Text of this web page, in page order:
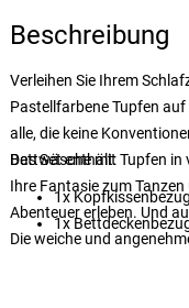
Beschreibung
Verleihen Sie Ihrem
Pastellfarbene Tupfen
alle, die keine
Bettwäsche mit Tupfen in
Ihre Fantasie zum
Abenteuer erleben. Und
Die weiche und
Das Set enthält:
1x
1x